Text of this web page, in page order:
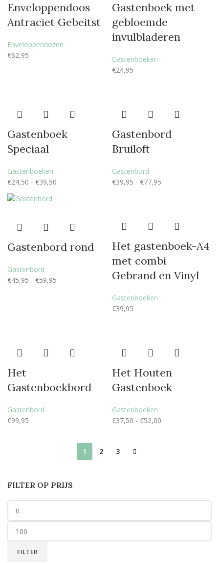
FILTER OP PRIJS
FILTER
Enveloppendoos
Antraciet Gebeitst
Enveloppendozen
€62,95
Gastenboek met
gebloemde
invulbladeren
Gastenboeken
€24,95
Gastenboek
Speciaal
Gastenboeken
€24,50 - €39,50
Gastenbord
Bruiloft
Gastenbord
€39,95 - €77,95
Gastenbord rond
Gastenbord
€45,95 - €59,95
Het gastenboek-A4
met combi
Gebrand en Vinyl
Gastenboeken
€39,95
Het
Gastenboekbord
Gastenbord
€99,95
Het Houten
Gastenboek
Gastenboeken
€37,50 - €52,00
1 2 3